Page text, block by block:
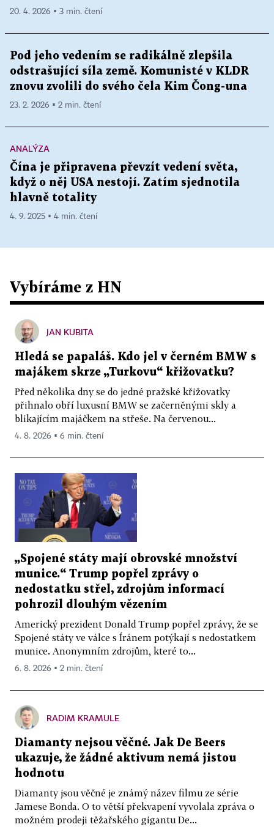
20. 4. 2026 ▪ 3 min. čtení
Pod jeho vedením se radikálně zlepšila
odstrašující síla země. Komunisté v KLDR
znovu zvolili do svého čela Kim Čong-una
23. 2. 2026 ▪ 2 min. čtení
ANALÝZA
Čína je připravena převzít vedení světa,
když o něj USA nestojí. Zatím sjednotila
hlavně totality
4. 9. 2025 ▪ 4 min. čtení
Vybíráme z HN
JAN KUBITA
Hledá se papaláš. Kdo jel v černém BMW s
majákem skrze „Turkovu“ křižovatku?
Před několika dny se do jedné pražské křižovatky
přihnalo obří luxusní BMW se začerněnými skly a
blikajícím majáčkem na střeše. Na červenou...
4. 8. 2026 ▪ 6 min. čtení
„Spojené státy mají obrovské množství
munice.“ Trump popřel zprávy o
nedostatku střel, zdrojům informací
pohrozil dlouhým vězením
Americký prezident Donald Trump popřel zprávy, že se
Spojené státy ve válce s Íránem potýkají s nedostatkem
munice. Anonymním zdrojům, které to...
6. 8. 2026 ▪ 2 min. čtení
RADIM KRAMULE
Diamanty nejsou věčné. Jak De Beers
ukazuje, že žádné aktivum nemá jistou
hodnotu
Diamanty jsou věčné je známý název filmu ze série
Jamese Bonda. O to větší překvapení vyvolala zpráva o
možném prodeji těžařského gigantu De...